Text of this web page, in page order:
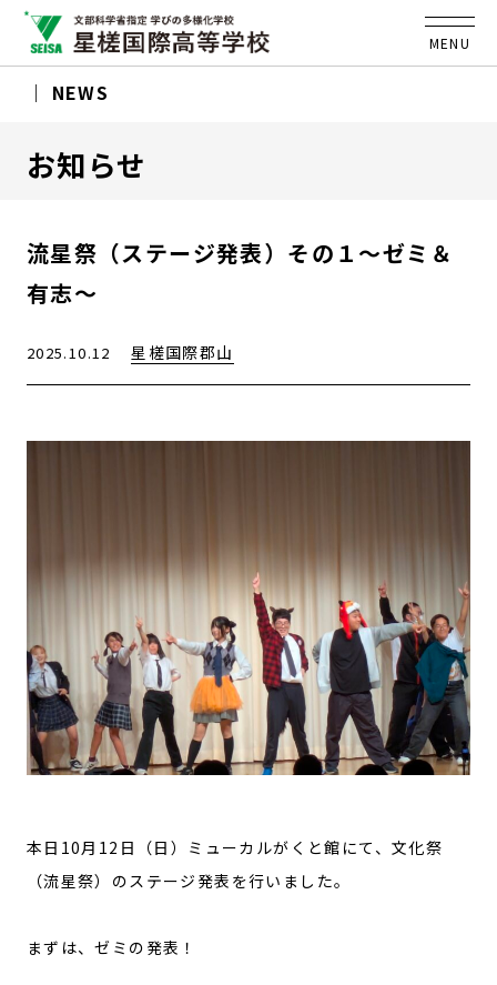
MENU
NEWS
お知らせ
流星祭（ステージ発表）その１～ゼミ＆
有志～
2025.10.12 星槎国際郡山
本日10月12日（日）ミューカルがくと館にて、文化祭
（流星祭）のステージ発表を行いました。
まずは、ゼミの発表！